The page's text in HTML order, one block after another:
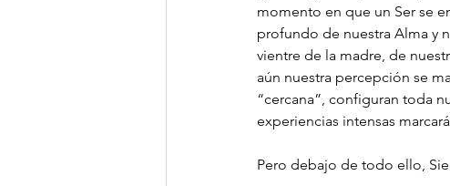
momento en que un Ser se
profundo de nuestra Alma y
vientre de la madre, de
aún nuestra percepción se
“cercana”, configuran toda
experiencias intensas
Pero debajo de todo ello,